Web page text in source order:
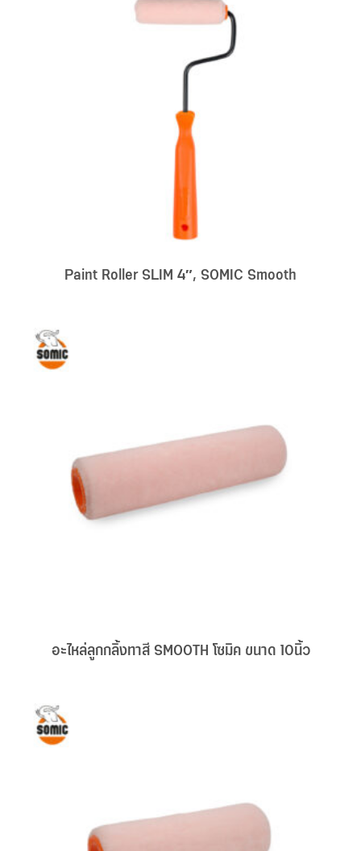
Paint Roller SLIM 4″, SOMIC Smooth
อะไหล่ลูกกลิ้งทาสี SMOOTH โซมิค ขนาด 10นิ้ว